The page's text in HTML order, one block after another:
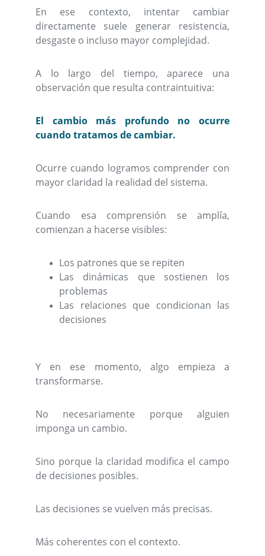
En ese contexto, intentar cambiar
directamente suele generar resistencia,
desgaste o incluso mayor complejidad.
A lo largo del tiempo, aparece una
observación que resulta contraintuitiva:
El cambio más profundo no ocurre
cuando tratamos de cambiar.
Ocurre cuando logramos comprender con
mayor claridad la realidad del sistema.
Cuando esa comprensión se amplía,
comienzan a hacerse visibles:
Los patrones que se repiten
Las dinámicas que sostienen los
problemas
Las relaciones que condicionan las
decisiones
Y en ese momento, algo empieza a
transformarse.
No necesariamente porque alguien
imponga un cambio.
Sino porque la claridad modifica el campo
de decisiones posibles.
Las decisiones se vuelven más precisas.
Más coherentes con el contexto.